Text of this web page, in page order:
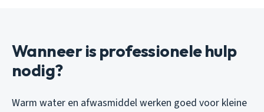
Wanneer is professionele hulp
nodig?
Warm water en afwasmiddel werken goed voor kleine